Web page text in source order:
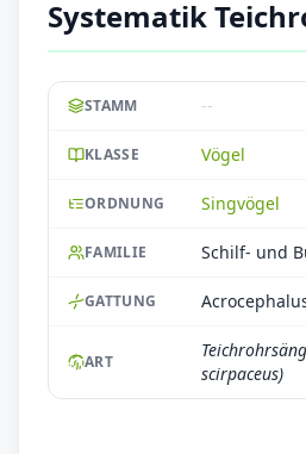
Systematik
STAMM --
KLASSE Vögel
ORDNUNG Singvögel
FAMILIE Schilf- und
GATTUNG
ART
scirpaceus)